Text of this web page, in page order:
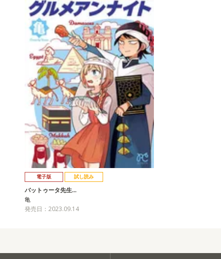
電子版 試し読み
バットゥータ先生…
亀
発売日：2023.09.14